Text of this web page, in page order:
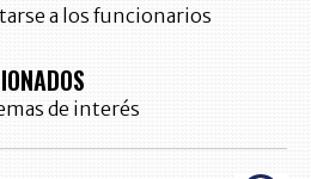
a los funcionarios
de interés